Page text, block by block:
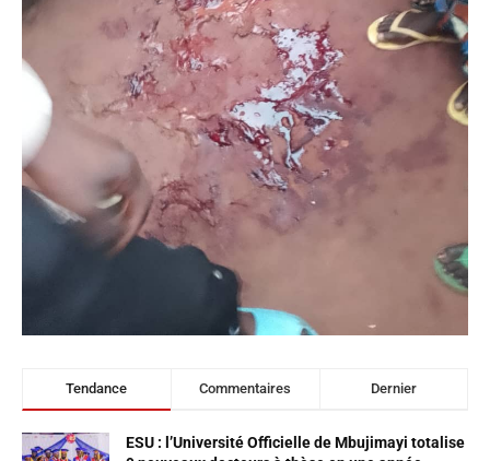
Tendance Commentaires Dernier
ESU : l’Université Officielle de Mbujimayi totalise